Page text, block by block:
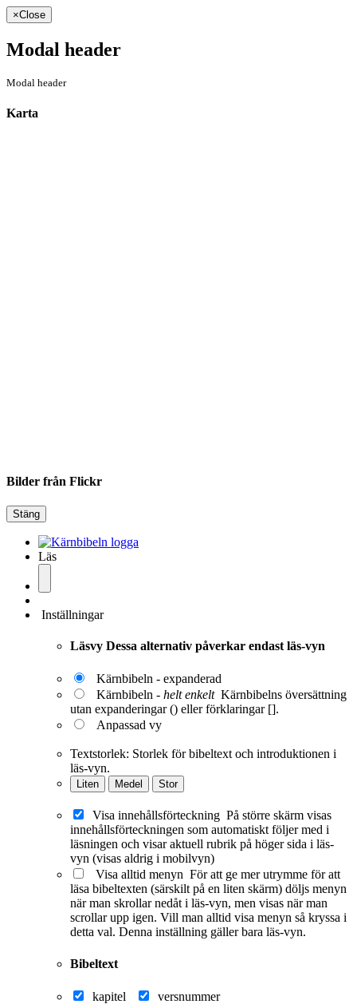
×Close
Modal header
Modal header
Karta
Bilder från Flickr
Stäng
Läs
Inställningar
Läsvy Dessa alternativ påverkar endast läs-vyn
Kärnbibeln - expanderad
Kärnbibeln - helt enkelt Kärnbibelns översättning
utan expanderingar () eller förklaringar [].
Anpassad vy
Textstorlek: Storlek för bibeltext och introduktionen i
läs-vyn.
Liten Medel Stor
Visa innehållsförteckning På större skärm visas
innehållsförteckningen som automatiskt följer med i
läsningen och visar aktuell rubrik på höger sida i läs-
vyn (visas aldrig i mobilvyn)
Visa alltid menyn För att ge mer utrymme för att
läsa bibeltexten (särskilt på en liten skärm) döljs menyn
när man skrollar nedåt i läs-vyn, men visas när man
scrollar upp igen. Vill man alltid visa menyn så kryssa i
detta val. Denna inställning gäller bara läs-vyn.
Bibeltext
kapitel
versnummer